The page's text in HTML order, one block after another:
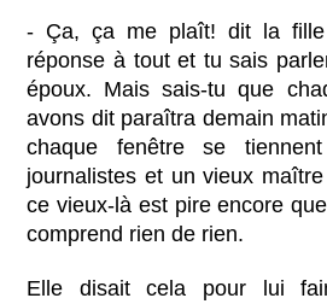
- Ça, ça me plaît! dit la
réponse à tout et tu sais
époux. Mais sais-tu que
avons dit paraîtra demain
chaque fenêtre se
journalistes et un vieux
ce vieux-là est pire encore
comprend rien de rien.
Elle disait cela pour lui